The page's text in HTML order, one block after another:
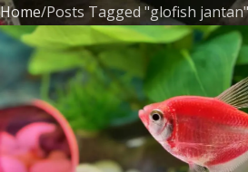
Home Posts Tagged "glofish jantan"